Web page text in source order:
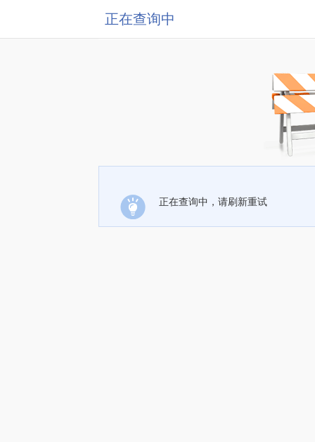
正在查询中
正在查询中，请刷新重试